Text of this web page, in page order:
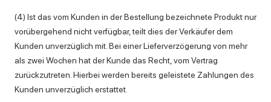
(4) Ist das vom Kunden in der Bestellung bezeichnete Produkt nur
vorübergehend nicht verfügbar, teilt dies der Verkäufer dem
Kunden unverzüglich mit. Bei einer Lieferverzögerung von mehr
als zwei Wochen hat der Kunde das Recht, vom Vertrag
zurückzutreten. Hierbei werden bereits geleistete Zahlungen des
Kunden unverzüglich erstattet.